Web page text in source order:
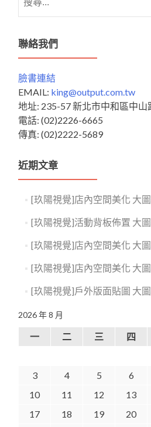
尋
鍵
字:
聯絡我們
臉書連結
EMAIL: king@output.com.tw
地址: 235-57 新北市中和區中山
電話: (02)2226-6665
傳真: (02)2222-5689
近期文章
[玖陽視覺]店內空間美化 大
[玖陽視覺]活動背板佈置 大
[玖陽視覺]店內空間美化 大
[玖陽視覺]店內空間美化 大
[玖陽視覺]戶外版面貼圖 大
2026 年 8 月
一 二 三 四
3
4 5 6
10
11 12 13
17
18 19 20